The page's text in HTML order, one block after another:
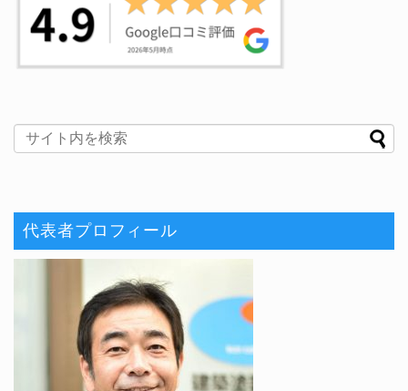
代表者プロフィール